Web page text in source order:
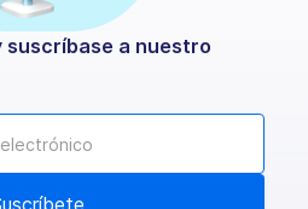
suscríbase a nuestro